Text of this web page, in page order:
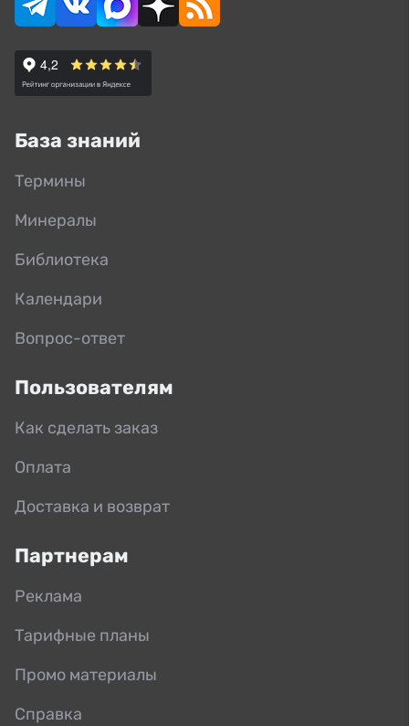
База знаний
Термины
Минералы
Библиотека
Календари
Вопрос-ответ
Пользователям
Как сделать заказ
Оплата
Доставка и возврат
Партнерам
Реклама
Тарифные планы
Промо материалы
Справка